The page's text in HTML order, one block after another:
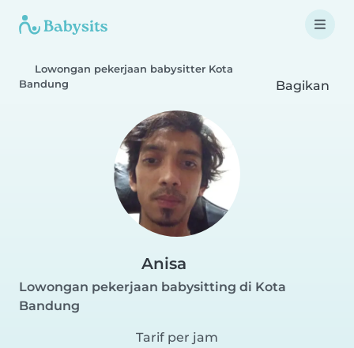
Lowongan pekerjaan babysitter Kota
Bandung
Bagikan
Anisa
Lowongan pekerjaan babysitting di Kota
Bandung
Tarif per jam